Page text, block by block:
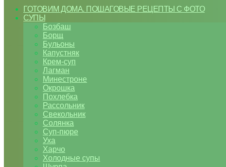
ГОТОВИМ ДОМА. ПОШАГОВЫЕ РЕЦЕПТЫ С ФОТО
СУПЫ
Бозбаш
Борщ
Бульоны
Капустняк
Крем-суп
Лагман
Минестроне
Окрошка
Похлебка
Рассольник
Свекольник
Солянка
Суп-пюре
Уха
Харчо
Холодные супы